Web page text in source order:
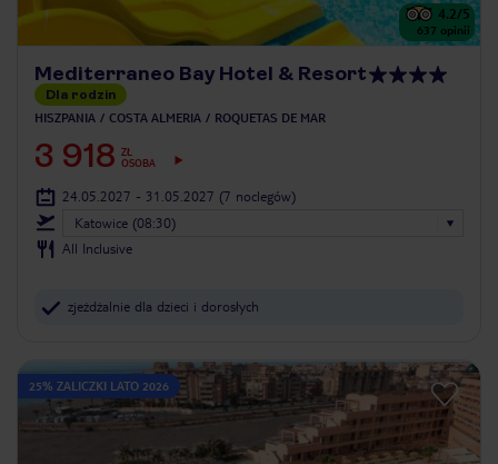
4.2/5
637 opinii
Mediterraneo Bay Hotel & Resort
Dla rodzin
HISZPANIA COSTA ALMERIA ROQUETAS DE MAR
3 918 ZŁ
OSOBA
24.05.2027 - 31.05.2027 (7 noclegów)
Katowice (08:30)
All Inclusive
zjeżdżalnie dla dzieci i dorosłych
25% ZALICZKI LATO 2026